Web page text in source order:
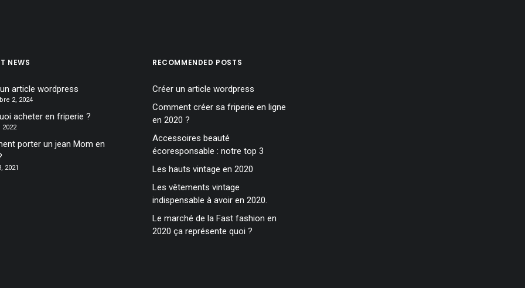
NEWS
article wordpress
2, 2024
acheter en friperie ?
2022
porter un jean Mom en
2021
RECOMMENDED POSTS
Créer un article wordpress
Comment créer sa friperie en ligne
en 2020 ?
Accessoires beauté
écoresponsable : notre top 3
Les hauts vintage en 2020
Les vêtements vintage
indispensable à avoir en 2020.
Le marché de la Fast fashion en
2020 ça représente quoi ?